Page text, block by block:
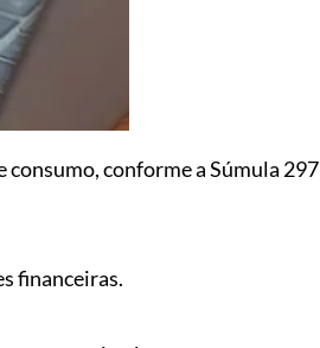
consumo, conforme a Súmula 297
financeiras.